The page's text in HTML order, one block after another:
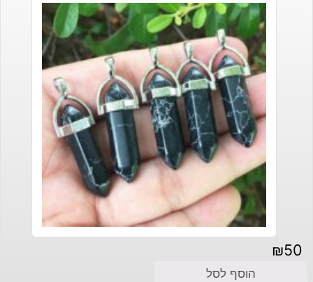
₪50
הוסף לסל